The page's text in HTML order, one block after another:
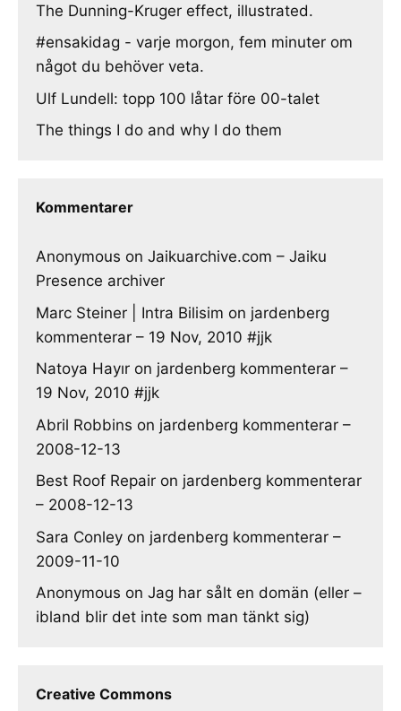
The Dunning-Kruger effect, illustrated.
#ensakidag - varje morgon, fem minuter om
något du behöver veta.
Ulf Lundell: topp 100 låtar före 00-talet
The things I do and why I do them
Kommentarer
Anonymous on Jaikuarchive.com – Jaiku
Presence archiver
Marc Steiner | Intra Bilisim on jardenberg
kommenterar – 19 Nov, 2010 #jjk
Natoya Hayır on jardenberg kommenterar –
19 Nov, 2010 #jjk
Abril Robbins on jardenberg kommenterar –
2008-12-13
Best Roof Repair on jardenberg kommenterar
– 2008-12-13
Sara Conley on jardenberg kommenterar –
2009-11-10
Anonymous on Jag har sålt en domän (eller –
ibland blir det inte som man tänkt sig)
Creative Commons